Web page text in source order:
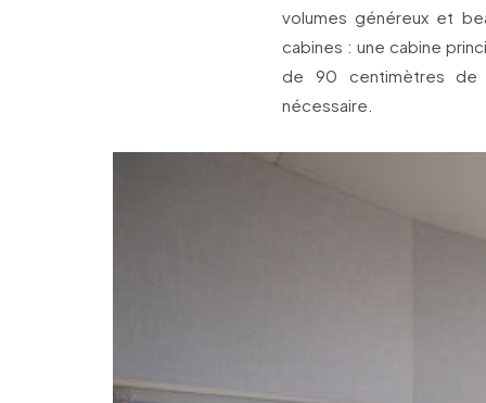
volumes généreux et
cabines : une cabine
de 90 centimètres de
nécessaire.